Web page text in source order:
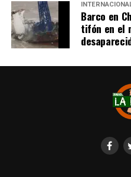
Barco en
tifón en el